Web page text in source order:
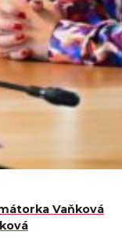
Vaňková